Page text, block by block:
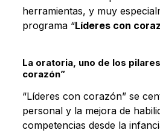
herramientas, y muy
programa “Líderes con
La oratoria, uno de los
corazón”
“Líderes con corazón” se
personal y la mejora de
competencias desde la